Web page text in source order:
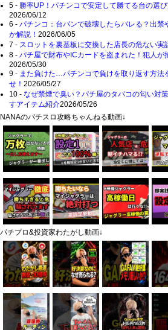
5 - 勝率UP！パチンコで安定して勝てる台の選
2026/06/12
6 - パチンコ：台パンで破壊したらバレる？出禁
か解説！ 2026/06/05
7 - スロットを裏基板に交換した店長の危ない実
8 - パチ屋で財布やICカードを盗まれた！犯人が
2026/05/30
9 - また負けた…パチンコで負けを取り返す方法
せ！ 2026/05/27
10 - なぜ禁煙で臭い？パチ屋のタバコの匂い対
すアイテム紹介2026/05/26
NANAのパチスロ攻略ちゃんねる動画↓
パチプロ&投資家わたがし動画↓